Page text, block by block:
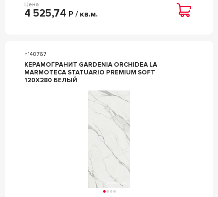
Цена
4 525,74 Р / кв.м.
n140767
КЕРАМОГРАНИТ GARDENIA ORCHIDEA LA
MARMOTECA STATUARIO PREMIUM SOFT
120X280 БЕЛЫЙ